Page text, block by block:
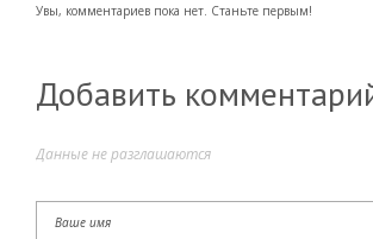
Увы, комментариев пока нет. Станьте первым!
Добавить
Данные не разглашаются